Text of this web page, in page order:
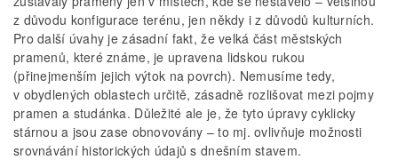
z důvodu konfigurace terénu, jen někdy i z důvodů kulturních.
Pro další úvahy je zásadní fakt, že velká část městských
pramenů, které známe, je upravena lidskou rukou
(přinejmenším jejich výtok na povrch). Nemusíme tedy,
v obydlených oblastech určitě, zásadně rozlišovat mezi pojmy
pramen a studánka. Důležité ale je, že tyto úpravy cyklicky
stárnou a jsou zase obnovovány – to mj. ovlivňuje možnosti
srovnávání historických údajů s dnešním stavem.